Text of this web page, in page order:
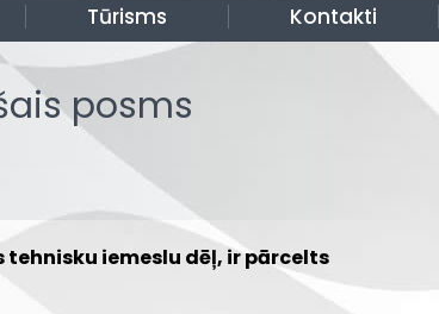
Tūrisms Kontakti
posms
iemeslu dēļ, ir pārcelts